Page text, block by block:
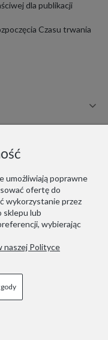
dla publikacji
Czasu trwania
© 2021 - ZOOKSY.
systemie LUCID
LUCID registriert:
umożliwiają poprawne
ofertę do
wykorzystanie przez
sklepu lub
wybierając
naszej Polityce